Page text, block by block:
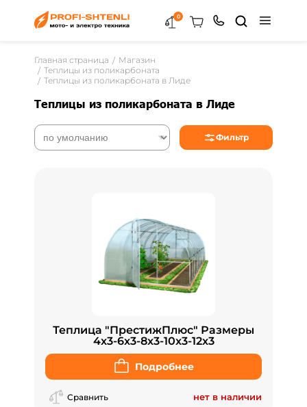
0
Главная страница
Магазин
Теплицы из поликарбоната
Теплицы из поликарбоната в Лиде
Теплицы из поликарбоната в Лиде
Фильтр
Теплица "ПрестижПлюс" Размеры
4x3-6x3-8x3-10x3-12x3
Подробнее
Сравнить нет в наличии